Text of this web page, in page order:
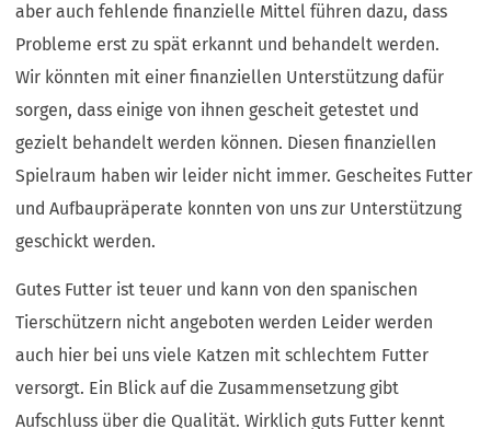
aber auch fehlende finanzielle Mittel führen dazu, dass
Probleme erst zu spät erkannt und behandelt werden.
Wir könnten mit einer finanziellen Unterstützung dafür
sorgen, dass einige von ihnen gescheit getestet und
gezielt behandelt werden können. Diesen finanziellen
Spielraum haben wir leider nicht immer. Gescheites Futter
und Aufbaupräperate konnten von uns zur Unterstützung
geschickt werden.
Gutes Futter ist teuer und kann von den spanischen
Tierschützern nicht angeboten werden Leider werden
auch hier bei uns viele Katzen mit schlechtem Futter
versorgt. Ein Blick auf die Zusammensetzung gibt
Aufschluss über die Qualität. Wirklich guts Futter kennt